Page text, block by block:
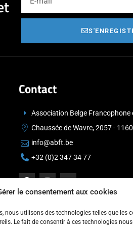
le consentement aux cookies
nous utilisons des technologies telles que les
Le fait de consentir à ces technologies
Contact
Association Belge Francophone
Chaussée de Wavre, 2057 -
info@abft.be
+32 (0)2 347 34 77